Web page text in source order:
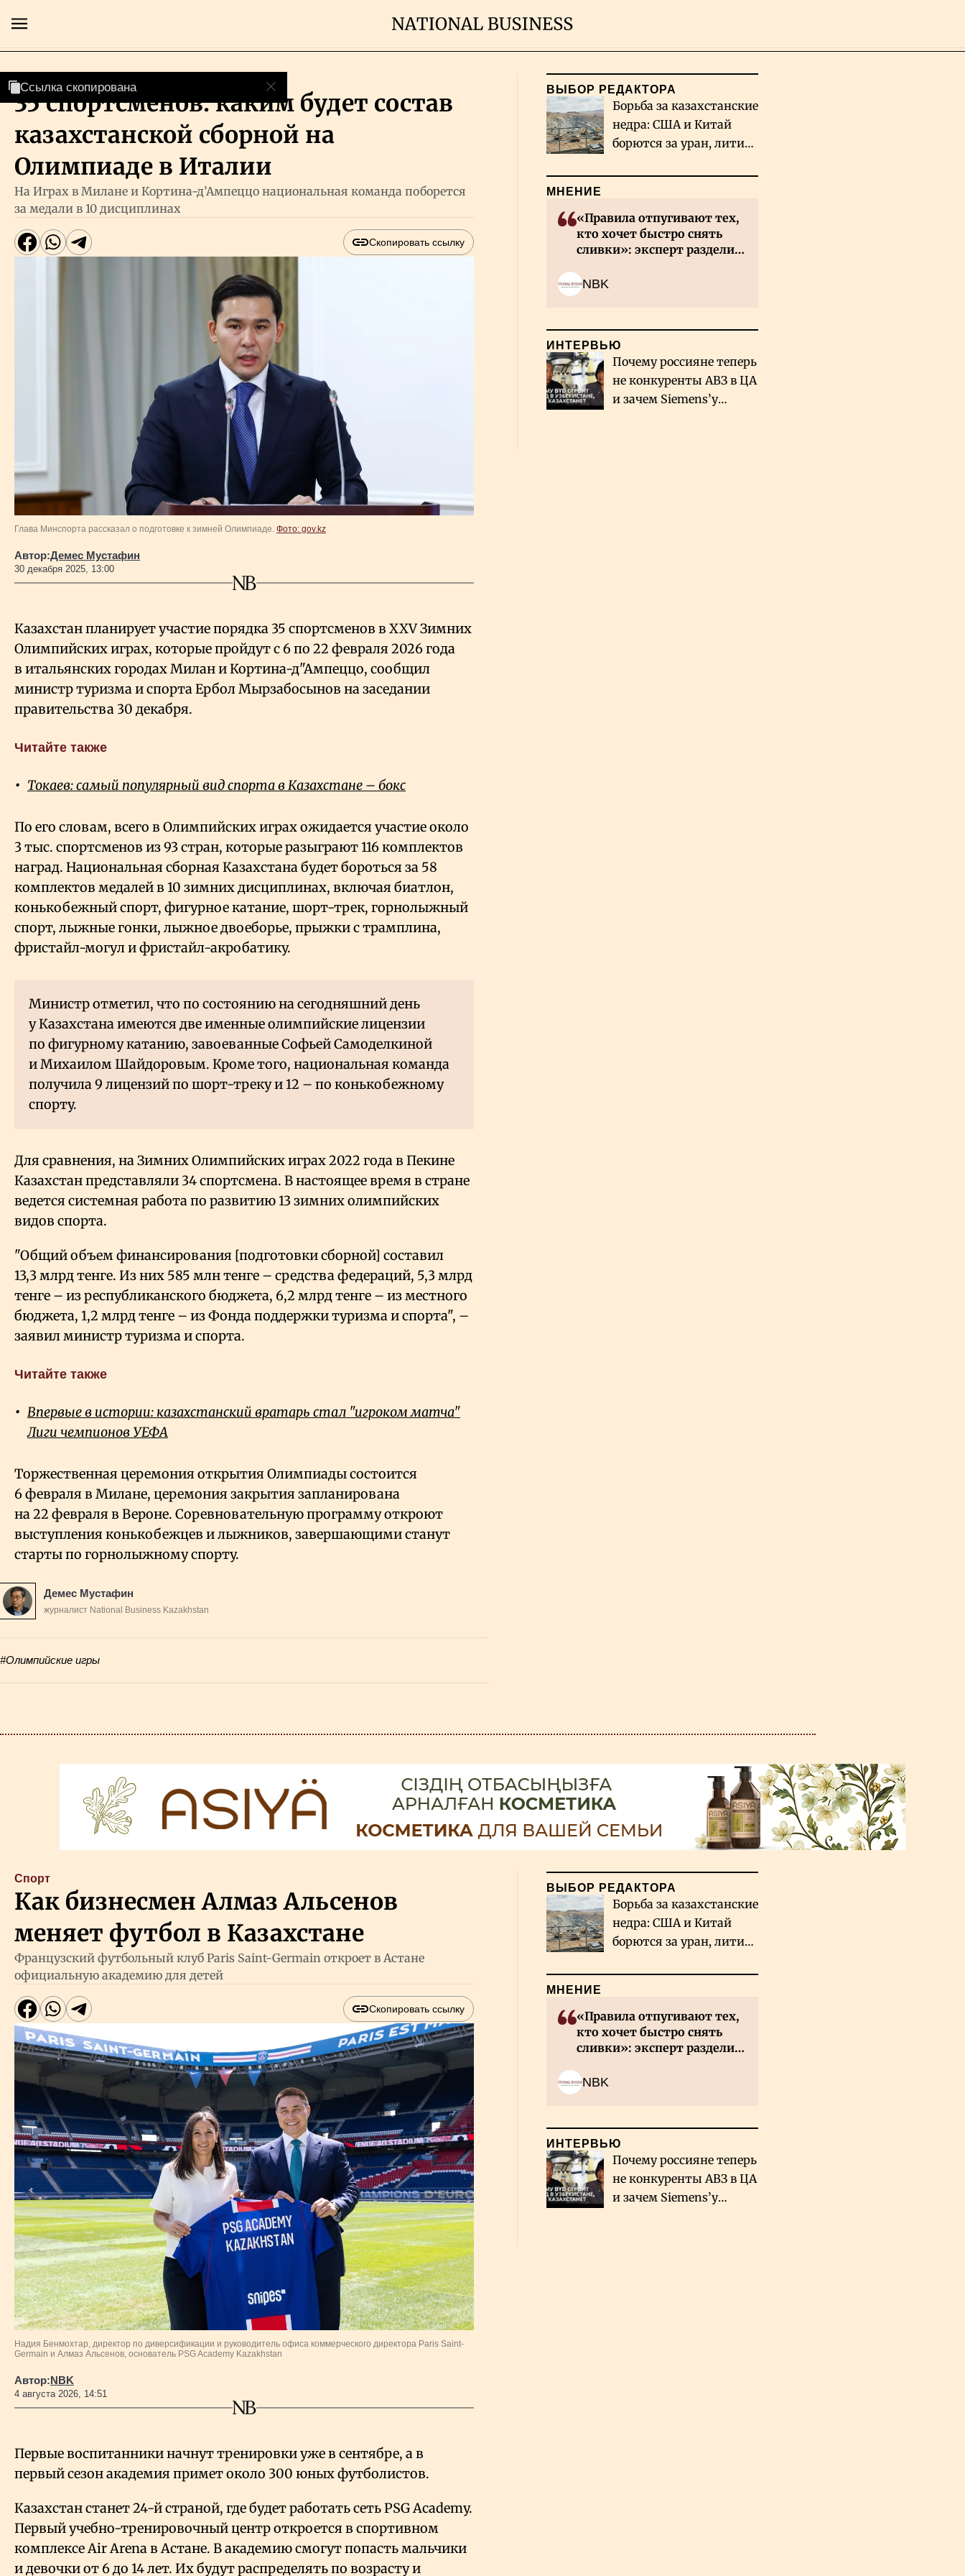
Главная
Бизнес
Рынки
Life & Arts
Все новости
Cпорт
35 спортсменов: каким будет состав
казахстанской сборной на
Олимпиаде в Италии
На Играх в Милане и Кортина-д’Ампеццо национальная команда поборется
за медали в 10 дисциплинах
Скопировать ссылку
Ссылка скопирована
Глава Минспорта рассказал о подготовке к зимней Олимпиаде. Фото: gov.kz
Автор:Демес Мустафин
30 декабря 2025, 13:00
Казахстан планирует участие порядка 35 спортсменов в XXV Зимних
Олимпийских играх, которые пройдут с 6 по 22 февраля 2026 года
в итальянских городах Милан и Кортина-д"Ампеццо, сообщил
министр туризма и спорта Ербол Мырзабосынов на заседании
правительства 30 декабря.
Читайте также
Токаев: самый популярный вид спорта в Казахстане – бокс
По его словам, всего в Олимпийских играх ожидается участие около
3 тыс. спортсменов из 93 стран, которые разыграют 116 комплектов
наград. Национальная сборная Казахстана будет бороться за 58
комплектов медалей в 10 зимних дисциплинах, включая биатлон,
конькобежный спорт, фигурное катание, шорт-трек, горнолыжный
спорт, лыжные гонки, лыжное двоеборье, прыжки с трамплина,
фристайл-могул и фристайл-акробатику.
Министр отметил, что по состоянию на сегодняшний день
у Казахстана имеются две именные олимпийские лицензии
по фигурному катанию, завоеванные Софьей Самоделкиной
и Михаилом Шайдоровым. Кроме того, национальная команда
получила 9 лицензий по шорт-треку и 12 – по конькобежному
спорту.
Для сравнения, на Зимних Олимпийских играх 2022 года в Пекине
Казахстан представляли 34 спортсмена. В настоящее время в стране
ведется системная работа по развитию 13 зимних олимпийских
видов спорта.
"Общий объем финансирования [подготовки сборной] составил
13,3 млрд тенге. Из них 585 млн тенге – средства федераций, 5,3 млрд
тенге – из республиканского бюджета, 6,2 млрд тенге – из местного
бюджета, 1,2 млрд тенге – из Фонда поддержки туризма и спорта", –
заявил министр туризма и спорта.
Читайте также
Впервые в истории: казахстанский вратарь стал "игроком матча"
Лиги чемпионов УЕФА
Торжественная церемония открытия Олимпиады состоится
6 февраля в Милане, церемония закрытия запланирована
на 22 февраля в Вероне. Соревновательную программу откроют
выступления конькобежцев и лыжников, завершающими станут
старты по горнолыжному спорту.
Демес Мустафин
журналист National Business Kazakhstan
#Олимпийские игры
ВЫБОР РЕДАКТОРА
Борьба за казахстанские
недра: США и Китай
борются за уран, литий
МНЕНИЕ
«Правила отпугивают тех,
кто хочет быстро снять
сливки»: эксперт разделил
NBK
ИНТЕРВЬЮ
Почему россияне теперь
не конкуренты АВЗ в ЦА
и зачем Siemens’у
Cпорт
Как бизнесмен Алмаз Альсенов
меняет футбол в Казахстане
Французский футбольный клуб Paris Saint-Germain откроет в Астане
официальную академию для детей
Скопировать ссылку
Ссылка скопирована
Надия Бенмохтар, директор по диверсификации и руководитель офиса коммерческого директора Paris Saint-
Germain и Алмаз Альсенов, основатель PSG Academy Kazakhstan
Автор:NBK
4 августа 2026, 14:51
Первые воспитанники начнут тренировки уже в сентябре, а в
первый сезон академия примет около 300 юных футболистов.
Казахстан станет 24-й страной, где будет работать сеть PSG Academy.
Первый учебно-тренировочный центр откроется в спортивном
комплексе Air Arena в Астане. В академию смогут попасть мальчики
и девочки от 6 до 14 лет. Их будут распределять по возрасту и
ВЫБОР РЕДАКТОРА
Борьба за казахстанские
недра: США и Китай
борются за уран, литий
МНЕНИЕ
«Правила отпугивают тех,
кто хочет быстро снять
сливки»: эксперт разделил
NBK
ИНТЕРВЬЮ
Почему россияне теперь
не конкуренты АВЗ в ЦА
и зачем Siemens’у
Ссылка скопирована